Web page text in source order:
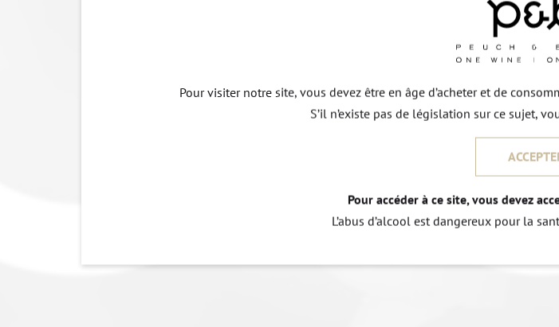
Pour visiter notre site, vous devez être en âge d’acheter et de
S’il n’existe pas de législation sur ce sujet,
Pour accéder à ce site, vous devez
L’abus d’alcool est dangereux pour la